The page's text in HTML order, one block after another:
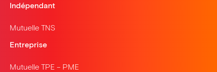
Indépendant
Mutuelle TNS
Entreprise
Mutuelle TPE – PME